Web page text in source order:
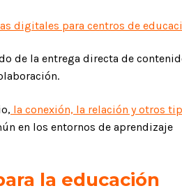
digitales para centros de
de la entrega directa de
la conexión, la relación y otros
en los entornos de aprendizaje
la educación